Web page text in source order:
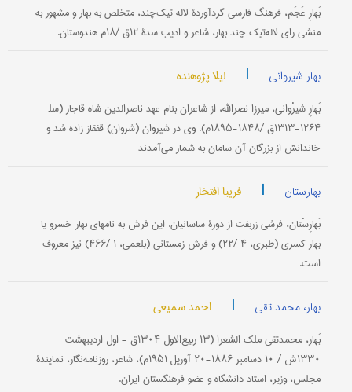
بَهارِ عَجَم‌، فرهنگ‌ فارسی‌ گردآوردۀ لاله‌ تیك‌چند، متخلص‌ به‌ بهار و مشهور به‌
منشی‌ رای‌ لاله‌تیك‌ چند بهار، شاعر و ادیب‌ سدۀ ۱۲ق‌ /۱۸م‌ هندوستان‌.
بهار شیروانی | لیلا پژوهنده
بَهارِ شیرْوانی‌، میرزا نصرالله‌، از شاعران‌ بنام‌ عهد ناصرالدین‌ شاه‌ قاجار (سل‍
۱۲۶۴-۱۳۱۳ق‌ /۱۸۴۸-۱۸۹۵م‌). وی‌ در شیروان‌ (شروان‌) قفقاز زاده‌ شد و
خاندانش‌ از بزرگان‌ آن‌ سامان‌ به‌ شمار می‌آمدند
بهارستان | فریبا افتخار
بَهارِسْتان‌، فرشی‌ زربفت‌ از دورۀ ساسانیان‌. این‌ فرش‌ به‌ نامهای بهار خسرو یا
بهار كسرى‌ (طبری‌، ۴ /۲۲) و فرش‌ زمستانی‌ (بلعمی‌، ۱ /۴۶۶) نیز معروف‌
است‌.
بهار، محمد تقی | احمد سمیعی
بَهار، محمدتقی‌ ملك‌ الشعرا (۱۳ ربیع‌الاول‌ ۱۳۰۴ق‌ - اول‌ اردیبهشت‌
۱۳۳۰ش‌ / ۱۰ دسامبر ۱۸۸۶-۲۰ آوریل‌ ۱۹۵۱م‌)، شاعر، روزنامه‌نگار، نمایندۀ
مجلس‌، وزیر، استاد دانشگاه‌ و عضو فرهنگستان‌ ایران‌.